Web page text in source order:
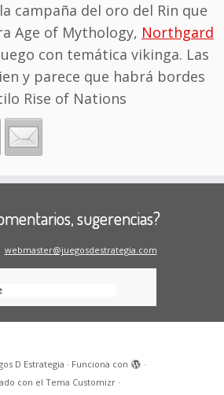
campaña del oro del Rin que
Age of Mythology, Northgard
con temática vikinga. Las
y parece que habrá bordes
Rise of Nations
sugerencias?
webmaster@juegosdestrategia.com
D Estrategia · Funciona con
·
con el Tema Customizr ·